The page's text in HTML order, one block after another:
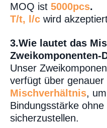
MOQ ist 5000pcs.
T/t, l/c wird
3.Wie lautet das
Zweikomponenten-
Unser
verfügt über genauer
Mischverhältnis,
Bindungsstärke
sicherzustellen.